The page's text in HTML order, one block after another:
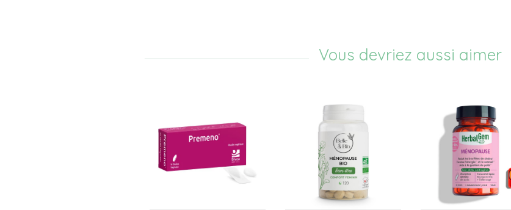
Vous devriez aussi aimer